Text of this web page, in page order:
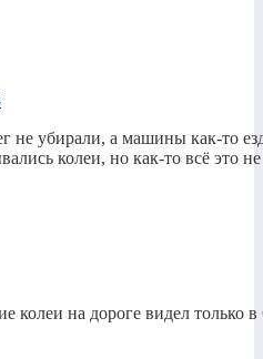
не убирали, а машины как-то
колеи, но как-то всё это
колеи на дороге видел только